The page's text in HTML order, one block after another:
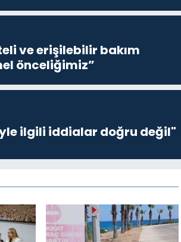
ve erişilebilir bakım
önceliğimiz”
ilgili iddialar doğru değil"